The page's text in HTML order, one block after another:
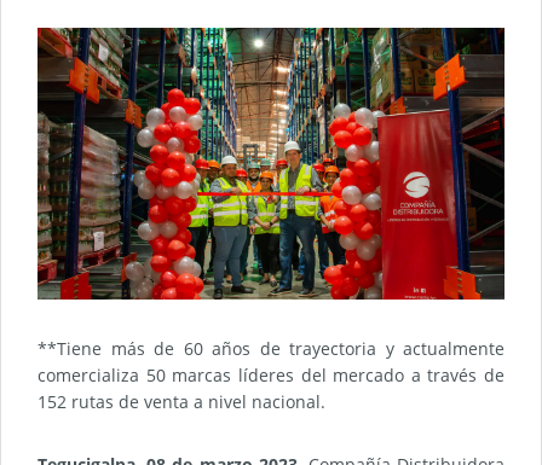
**Tiene más de 60 años de trayectoria y actualmente
comercializa 50 marcas líderes del mercado a través de
152 rutas de venta a nivel nacional.